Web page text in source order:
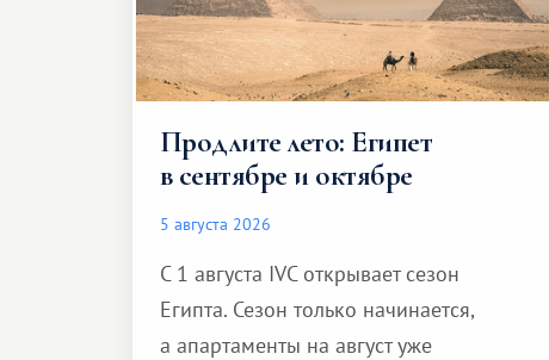
Продлите лето: Египет
в сентябре и октябре
5 августа 2026
С 1 августа IVC открывает сезон
Египта. Сезон только начинается,
а апартаменты на август уже